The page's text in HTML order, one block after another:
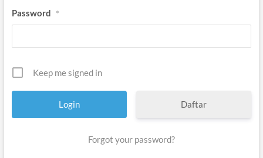
Password *
Keep me signed in
Daftar
Forgot your password?